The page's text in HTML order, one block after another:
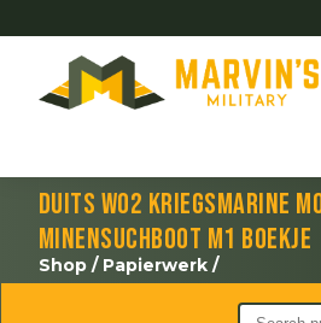
Duits WO2 Kriegsmarine
Minensuchboot M1 boekje
Shop / Papierwerk /